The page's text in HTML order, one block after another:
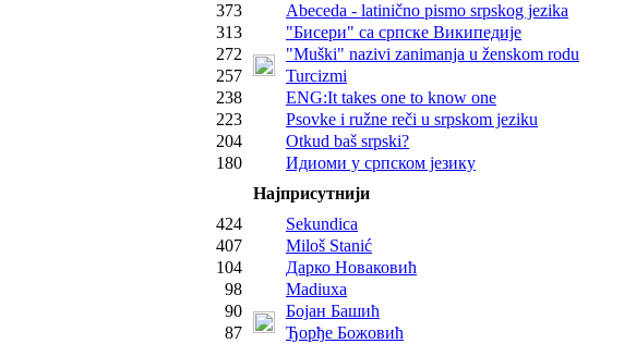
373
313
272
257
238
223
204
180
Abeceda - latinično pismo srpskog jezika
"Бисери" са српске Википедије
"Muški" nazivi zanimanja u ženskom rodu
Turcizmi
ENG:It takes one to know one
Psovke i ružne reči u srpskom jeziku
Otkud baš srpski?
Идиоми у српском језику
Најприсутнији
424
407
104
98
90
87
Sekundica
Miloš Stanić
Дарко Новаковић
Madiuxa
Бојан Башић
Ђорђе Божовић